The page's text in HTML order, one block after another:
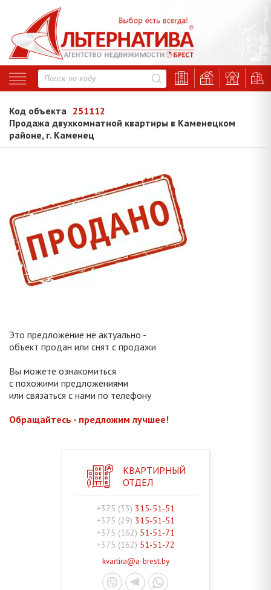
Код объекта 251112
Продажа двухкомнатной квартиры в Каменецком
районе, г. Каменец
Это предложение не актуально -
объект продан или снят с продажи
Вы можете ознакомиться
с похожими предложениями
или связаться с нами по телефону
Обращайтесь - предложим лучшее!
КВАРТИРНЫЙ
ОТДЕЛ
+375 (33) 315-51-51
+375 (29) 315-51-51
+375 (162) 51-51-71
+375 (162) 51-51-72
kvartira@a-brest.by